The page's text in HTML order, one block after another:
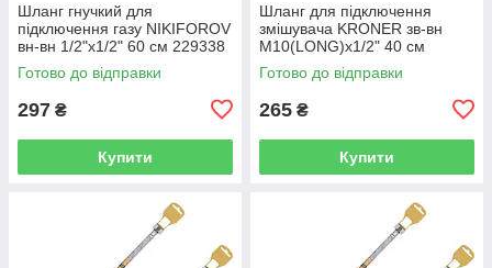
Шланг гнучкий для
підключення газу NIKIFOROV
вн-вн 1/2"x1/2" 60 см 229338
CV026945
Готово до відправки
297 ₴
Купити
Шланг для підключення
змішувача KRONER зв-вн
M10(LONG)x1/2" 40 см
297361 CV036710
Готово до відправки
265 ₴
Купити